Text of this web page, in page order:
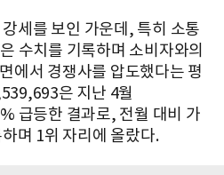
세를 보인 가운데, 특히 소통
수치를 기록하며 소비자와의
에서 경쟁사를 압도했다는 평
은 지난 4월
급등한 결과로, 전월 대비 가
며 1위 자리에 올랐다.